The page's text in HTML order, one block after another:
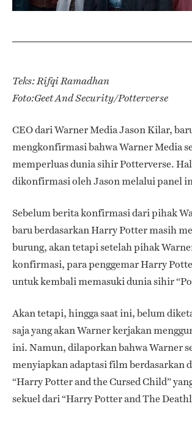
Teks: Rifqi Ramadhan
Foto:Geet And Security/Potterverse
CEO dari Warner Media Jason Kilar,
mengkonfirmasi bahwa Warner Media
memperluas dunia sihir Potterverse.
dikonfirmasi oleh Jason melalui panel
Sebelum berita konfirmasi dari pihak
baru berdasarkan Harry Potter masih
burung, akan tetapi setelah pihak
konfirmasi, para penggemar Harry
untuk kembali memasuki dunia sihir
Akan tetapi, hingga saat ini, belum
saja yang akan Warner kerjakan
ini. Namun, dilaporkan bahwa Warner
menyiapkan adaptasi film berdasarkan
“Harry Potter and the Cursed Child”
sekuel dari “Harry Potter and The